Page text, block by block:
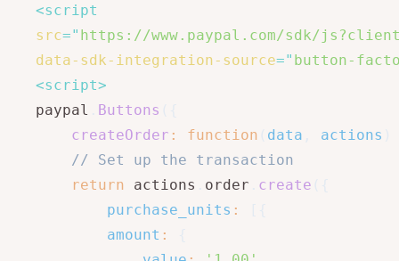
<script
src=" https://www.paypal.com/sdk/js?client-
data-sdk-integration-source=" button-
<script>
paypal
Buttons
createOrder : function data actions
// Set up the transaction
return actions order create
purchase_units :
amount :